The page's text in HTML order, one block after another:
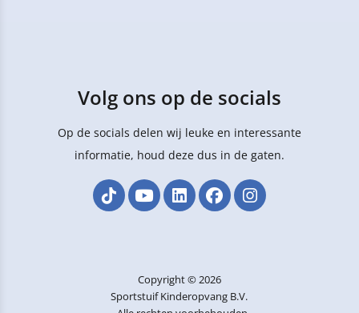
Volg ons op de socials
Op de socials delen wij leuke en interessante
informatie, houd deze dus in de gaten.
Copyright © 2026
Sportstuif Kinderopvang B.V.